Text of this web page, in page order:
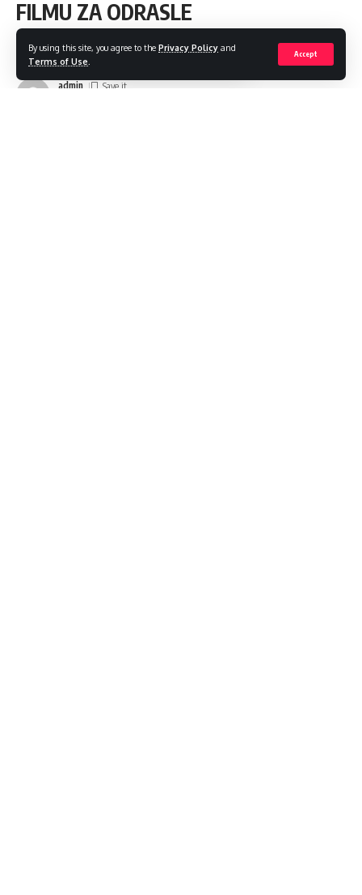
By using this site, you agree to the Privacy Policy and
Terms of Use
Accept
FILMU ZA ODRASLE
admin
Share 1 Min Read